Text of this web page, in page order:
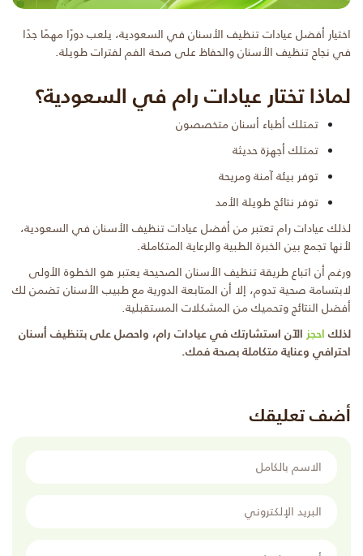
اختيار أفضل عيادات تنظيف الأسنان في السعودية، يلعب دورًا مهمًا جدًا
في نجاح تنظيف الأسنان والحفاظ على صحة الفم لفترات طويلة.
لماذا تختار عيادات رام في السعودية؟
تمتلك أطباء أسنان متخصصون
تمتلك أجهزة حديثة
توفر بيئة آمنة ومريحة
توفر نتائج طويلة الأمد
لذلك عيادات رام تعتبر من أفضل عيادات تنظيف الأسنان في السعودية،
لأنها تجمع بين الخبرة الطبية والرعاية المتكاملة.
ورغم أن اتباع طريقة تنظيف الأسنان الصحيحة يعتبر هو الخطوة الأولى
لابتسامة صحية تدوم، إلا أن المتابعة الدورية مع طبيب الأسنان تضمن لك
أفضل النتائج وتحميك من المشكلات المستقبلية.
لذلك احجز الآن استشارتك في عيادات رام، واحصل على بتنظيف أسنان
احترافي وعناية متكاملة بصحة فمك.
أضف تعليقك